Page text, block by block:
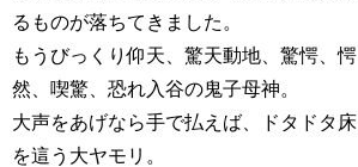
るものが落ちてきました。
もうびっくり仰天、驚天動地、驚愕、愕
然、喫驚、恐れ入谷の鬼子母神。
大声をあげなら手で払えば、ドタドタ床
を這う大ヤモリ。